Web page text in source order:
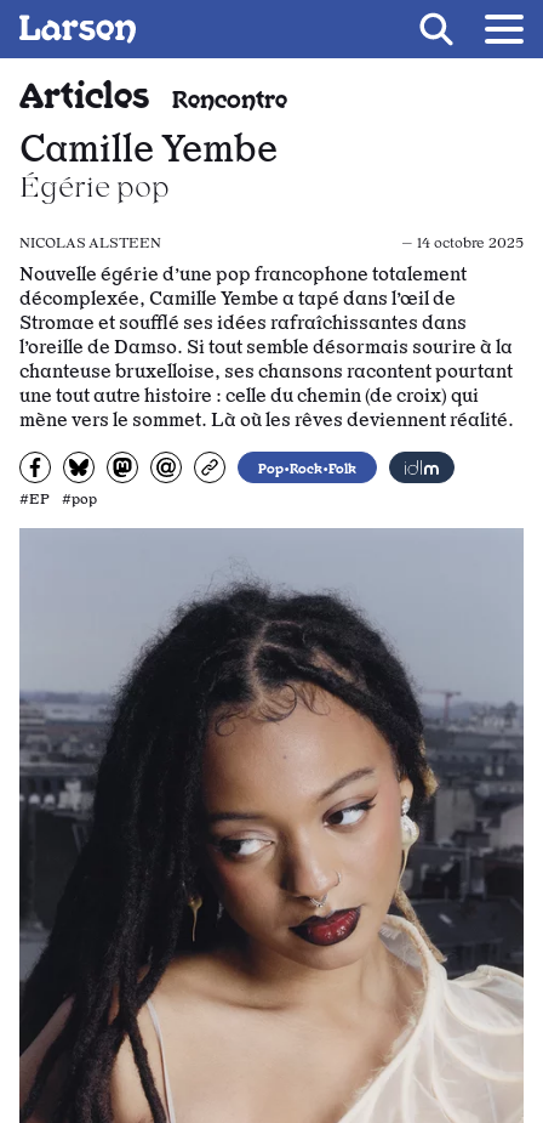
Fil d’ariane
Articles Rencontre
Camille Yembe
Égérie pop
NICOLAS ALSTEEN — 14 octobre 2025
Nouvelle égérie d’une pop francophone totalement
décomplexée, Camille Yembe a tapé dans l’œil de
Stromae et soufflé ses idées rafraîchissantes dans
l’oreille de Damso. Si tout semble désormais sourire à la
chanteuse bruxelloise, ses chansons racontent pourtant
une tout autre histoire : celle du chemin (de croix) qui
mène vers le sommet. Là où les rêves deviennent réalité.
Partagez sur Facebook
Partager sur Bluesky
Partager sur Mastodon
Partagez par e-mail
Copiez l’urlPop•Rock•Folk
#EP #pop